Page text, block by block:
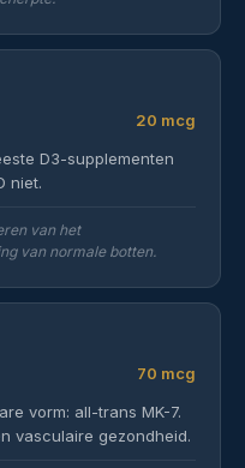
20 mcg
D3-supplementen
niet.
van het
van normale botten.
70 mcg
vorm: all-trans MK-7.
vasculaire gezondheid.